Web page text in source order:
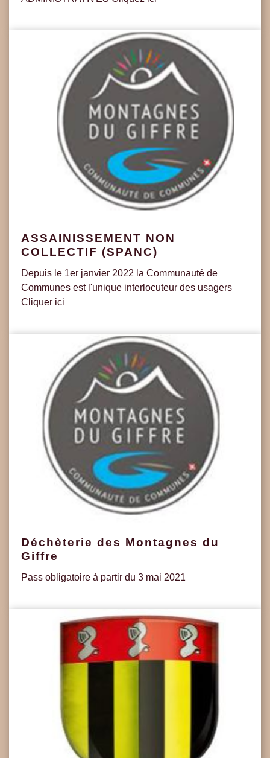
ASSAINISSEMENT NON
COLLECTIF (SPANC)
Depuis le 1er janvier 2022 la Communauté de
Communes est l'unique interlocuteur des usagers
Cliquer ici
Déchèterie des Montagnes du
Giffre
Pass obligatoire à partir du 3 mai 2021